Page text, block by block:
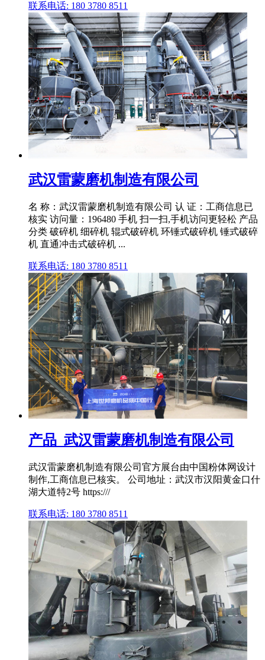
联系电话: 180 3780 8511
武汉雷蒙磨机制造有限公司
名 称：武汉雷蒙磨机制造有限公司 认 证：工商信息已
核实 访问量：196480 手机 扫一扫,手机访问更轻松 产品
分类 破碎机 细碎机 辊式破碎机 环锤式破碎机 锤式破碎
机 直通冲击式破碎机 ...
联系电话: 180 3780 8511
产品_武汉雷蒙磨机制造有限公司
武汉雷蒙磨机制造有限公司官方展台由中国粉体网设计
制作,工商信息已核实。 公司地址：武汉市汉阳黄金口什
湖大道特2号 https:///
联系电话: 180 3780 8511